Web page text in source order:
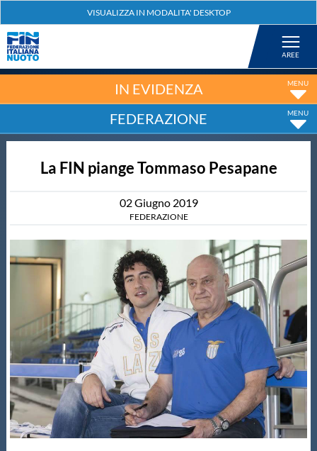
Nuoto
Tuffi
Fondo
Salvamento
Master
Formazione
GUG
IN EVIDENZA
FEDERAZIONE
La FIN piange Tommaso Pesapane
02Giugno 2019
FEDERAZIONE